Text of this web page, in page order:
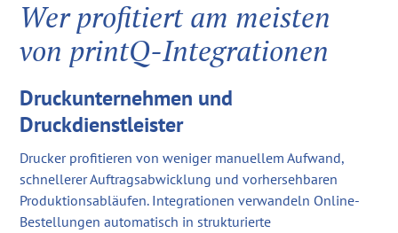
Wer profitiert am meisten
von printQ-Integrationen
Druckunternehmen und
Druckdienstleister
Drucker profitieren von weniger manuellem Aufwand,
schnellerer Auftragsabwicklung und vorhersehbaren
Produktionsabläufen. Integrationen verwandeln Online-
Bestellungen automatisch in strukturierte